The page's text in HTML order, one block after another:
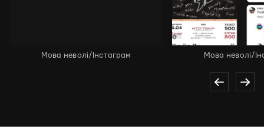
Мова неволі/Інстаграм Мова неволі/